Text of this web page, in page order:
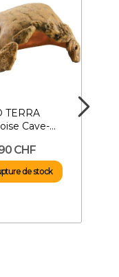
TERRA
Cave-
CHF
de stock